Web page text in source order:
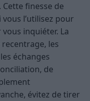
Cette finesse de
l’utilisez pour
inquiéter. La
les
échanges
de
évitez de tirer